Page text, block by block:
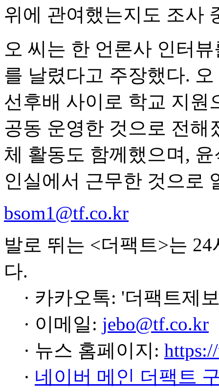
위에 관여했는지도 조사
오 씨는 한 언론사 인터
를 날렸다고 주장했다.
선후배 사이로 학교 지원
공동 운영한 것으로 전해
체 활동도 함께했으며,
인실에서 근무한 것으로
bsom1@tf.co.kr
발로 뛰는 <더팩트>는
다.
· 카카오톡: '더팩트제
· 이메일: jebo@tf.co.kr
· 뉴스 홈페이지:
· 네이버 메인 더팩트